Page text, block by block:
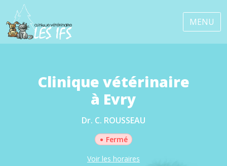
MENU
Clinique vétérinaire
à Evry
Dr. C. ROUSSEAU
• Fermé
Voir les horaires